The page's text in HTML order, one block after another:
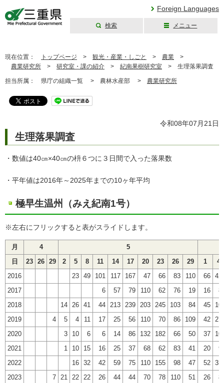
Foreign Languages
検索 メニュー
現在位置： トップページ > 観光・産業・しごと > 農業 >
農業研究所 > 研究室・課の紹介 > 紀南果樹研究室 > 生理落果調査
担当所属： 県庁の組織一覧 > 農林水産部 > 農業研究所
令和08年07月21日
生理落果調査
・数値は40㎝×40㎝の枡６つに３日間で入った落果数
・平年値は2016年～2025年までの10ヶ年平均
極早生温州（みえ紀南1号）
※左右にフリックすると表がスライドします。
月 4 5
日 23 26 29 2 5 8 11 14 17 20 23 26 29 1 4
2016 23 49 101 117 167 47 66 83 110 66 42
2017 6 57 79 110 62 76 19 16 8
2018 14 26 41 44 213 239 203 245 103 84 45 10
2019 4 5 4 11 17 25 56 110 70 86 109 42 27
2020 3 10 6 6 14 86 132 182 66 50 37 10
2021 1 10 15 16 25 37 68 62 83 41 20 9
2022 16 32 42 59 75 110 155 98 47 52 33
2023 7 21 22 22 26 44 44 70 78 110 51 26 8